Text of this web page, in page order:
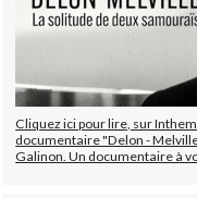
Cliquez ici pour lire, sur
documentaire "Delon -
Galinon. Un documentaire à